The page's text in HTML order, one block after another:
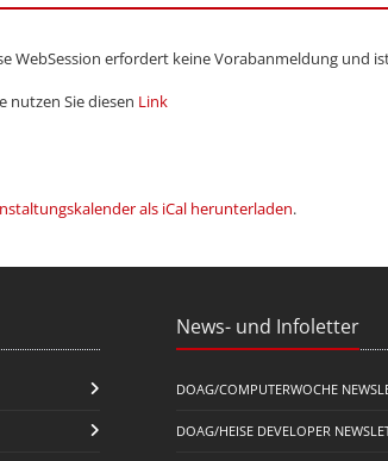
WebSession erfordert keine Vorabanmeldung und
nutzen Sie diesen Link
als iCal herunterladen.
News- und Infoletter
DOAG/COMPUTERWOCHE
DOAG/HEISE DEVELOPER